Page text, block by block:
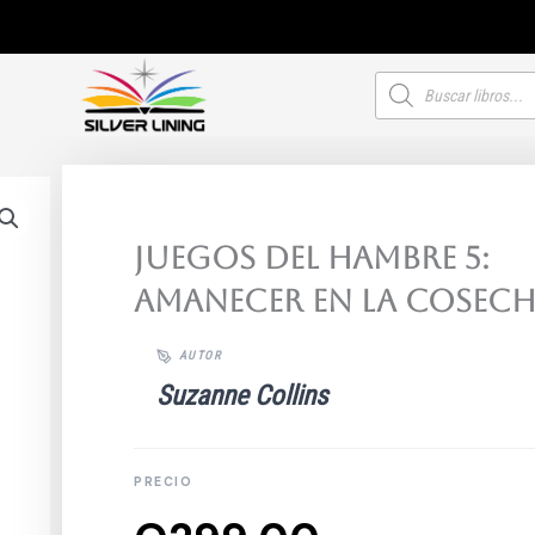
Búsqueda
de
productos
Juegos del hambre 5:
Amanecer en la
Suzanne Collins